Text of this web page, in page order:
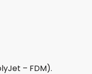
– FDM).